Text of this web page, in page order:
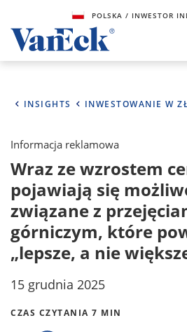
POLSKA/ INWESTOR
INSIGHTS INWESTOWANIE W
Informacja reklamowa
Wraz ze wzrostem
pojawiają się
związane z
górniczym, które
„lepsze, a nie
15 grudnia 2025
CZAS CZYTANIA 7 MIN